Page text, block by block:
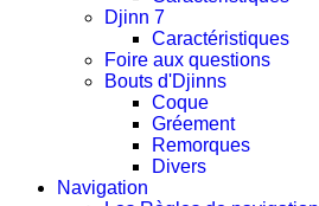
Djinn 7
Caractéristiques
Foire aux questions
Bouts d'Djinns
Coque
Gréement
Remorques
Divers
Navigation